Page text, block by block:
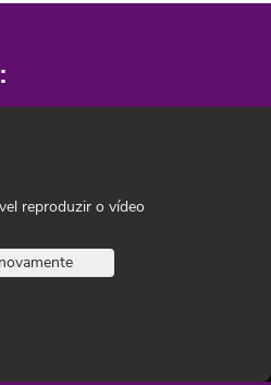
reproduzir o vídeo